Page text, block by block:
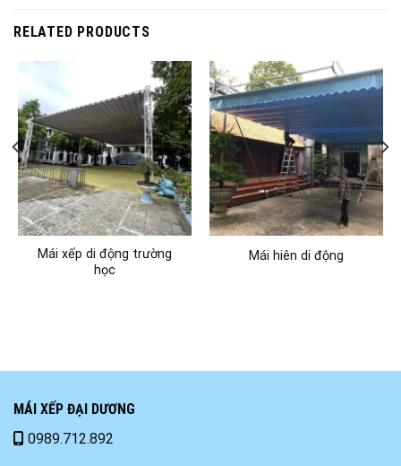
RELATED PRODUCTS
Mái xếp di động trường
học
Mái hiên di động
MÁI XẾP ĐẠI DƯƠNG
0989.712.892